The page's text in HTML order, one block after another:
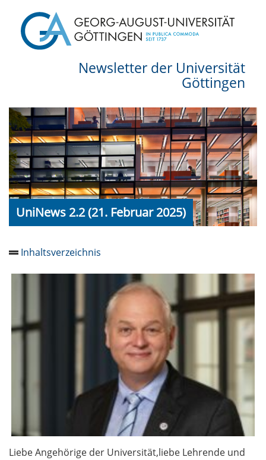
Newsletter der Universität
Göttingen
UniNews 2.2 (21. Februar 2025)
Inhaltsverzeichnis
Beschäftigte / Staff 2.2
Personalversammlung am
Donnerstag, 27. Februar 2025 /
Staff meeting on Thursday, 27
Neues aus der Stabsstelle
Sicherheitswesen/Umweltschutz
/ News from the
Safety/Environmental Section
Liebe Angehörige der Universität,liebe Lehrende und